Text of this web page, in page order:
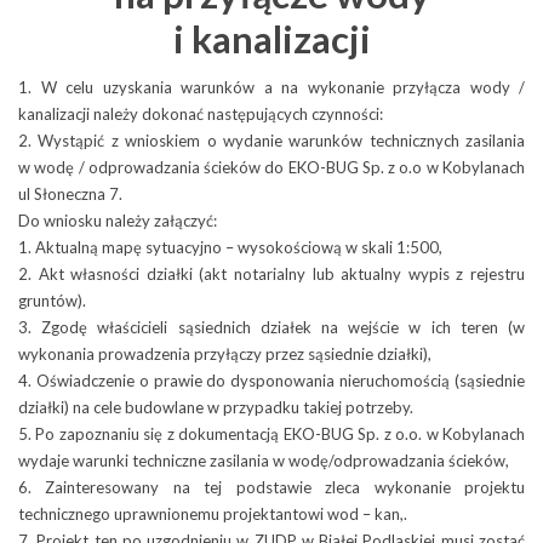
https://burze.dzis.net/?page=mapa
Więcej o: Ostrzeżenia pogodowe
BIEŻĄCA OCENA JAKOŚCI WODY Liczba artykułów:8
poznać specyfikę i zakres
naszej działalności zapraszamy do śledzenia zawartości tego
działu.
Więcej o: Działalność
Inwestycje i projekty Liczba artykułów:3
Zasoby
Obsługa klientów
EKO-BUG Spółka z o.o.
Kobylany, ul. Słoneczna 7
21-540 Małaszewicze
tel.: (83) 375 15 39
Oferta
Witamy w dziale ofertowym
naszego Zakładu. Zachęcamy
z zakresem oferowanych przez
nas usług, które podzielone
zostały na usługi dedykowane
przedsiębiorstwom
i odbiorcom prywatnym.
Zapraszamy do współpracy!
Więcej o: Oferta
Zapraszamy do działu poświęconego gospodarce wodnej
i ściekowej. Poznaj pełen zakres naszych działań związanych
z wodą i ściekami. Przekonaj się, że jesteśmy firmą służącą swoim
mieszkańcom nie tylko świadcząc usługi komunalne.
Więcej o: Woda i ścieki
Dostarczanie wody
Wodociągi
Obecnie wodociąg komunalny ma 102 km długości, a łączna
długość przyłączy wynosi 44 km.
Wodę do sieci dostarcza gminne ujęcie wody w Koroszczynie
o wydajności 4 800 m na dobę. Dwa odwierty czerpią
z głębokości 340 m wodę o znakomitych parametrach
Sprzątanie i odpady
i kanalizacji
1. W celu uzyskania warunków a na wykonanie przyłącza wody /
kanalizacji należy dokonać następujących czynności:
2. Wystąpić z wnioskiem o wydanie warunków technicznych zasilania
w wodę / odprowadzania ścieków do EKO-BUG Sp. z o.o w Kobylanach
ul Słoneczna 7.
Do wniosku należy załączyć:
1. Aktualną mapę sytuacyjno – wysokościową w skali 1:500,
2. Akt własności działki (akt notarialny lub aktualny wypis z rejestru
gruntów).
3. Zgodę właścicieli sąsiednich działek na wejście w ich teren (w
wykonania prowadzenia przyłączy przez sąsiednie działki),
4. Oświadczenie o prawie do dysponowania nieruchomością (sąsiednie
działki) na cele budowlane w przypadku takiej potrzeby.
5. Po zapoznaniu się z dokumentacją EKO-BUG Sp. z o.o. w Kobylanach
wydaje warunki techniczne zasilania w wodę/odprowadzania ścieków,
6. Zainteresowany na tej podstawie zleca wykonanie projektu
technicznego uprawnionemu projektantowi wod – kan,.